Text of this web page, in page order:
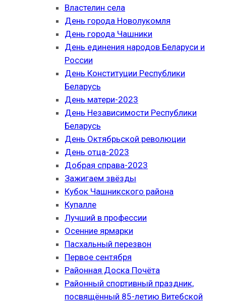
Властелин села
День города Новолукомля
День города Чашники
День единения народов Беларуси и
России
День Конституции Республики
Беларусь
День матери-2023
День Независимости Республики
Беларусь
День Октябрьской революции
День отца-2023
Добрая справа-2023
Зажигаем звёзды
Кубок Чашникского района
Купалле
Лучший в профессии
Осенние ярмарки
Пасхальный перезвон
Первое сентября
Районная Доска Почёта
Районный спортивный праздник,
посвящённый 85-летию Витебской